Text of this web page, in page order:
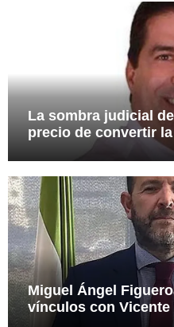
La sombra judicial
precio de convertir
Miguel Ángel
vínculos con Vicente